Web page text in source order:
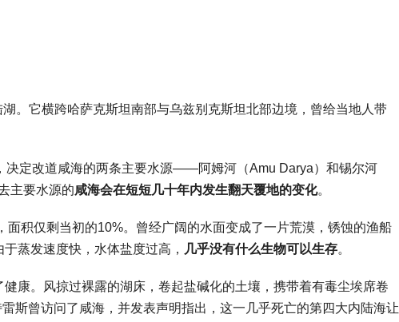
。它横跨哈萨克斯坦南部与乌兹别克斯坦北部边境，曾给当地人带
决定改道咸海的两条主要水源——阿姆河（Amu Darya）和锡尔河
主要水源的咸海会在短短几十年内发生翻天覆地的变化。
积仅剩当初的10%。曾经广阔的水面变成了一片荒漠，锈蚀的渔船
蒸发速度快，水体盐度过高， 几乎没有什么生物可以生存。
康。风掠过裸露的湖床，卷起盐碱化的土壤，携带着有毒尘埃席卷
斯曾访问了咸海，并发表声明指出，这一几乎死亡的第四大内陆海让